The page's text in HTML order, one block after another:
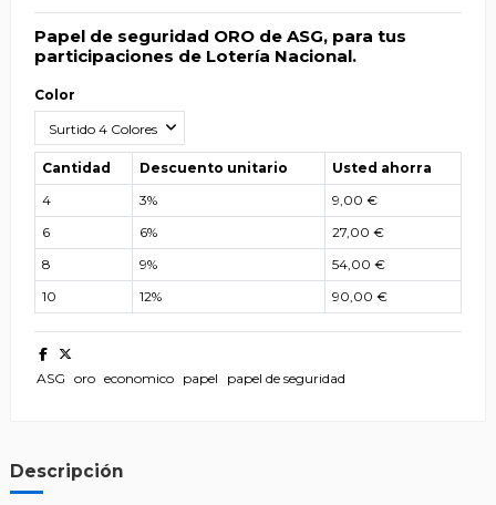
Papel de seguridad ORO de ASG, para tus
participaciones de Lotería Nacional.
Color
Cantidad Descuento unitario
Usted ahorra
4
3%
9,00 €
6
6%
27,00 €
8
9%
54,00 €
10
12% 90,00 €
ASG oro economico papel papel de seguridad
Descripción